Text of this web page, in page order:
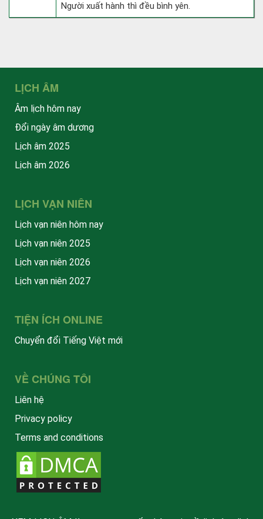
Người xuất hành thì đều bình yên.
LỊCH ÂM
Âm lịch hôm nay
Đổi ngày âm dương
Lịch âm 2025
Lịch âm 2026
LỊCH VẠN NIÊN
Lịch vạn niên hôm nay
Lịch vạn niên 2025
Lịch vạn niên 2026
Lịch vạn niên 2027
TIỆN ÍCH ONLINE
Chuyển đổi Tiếng Việt mới
VỀ CHÚNG TÔI
Liên hệ
Privacy policy
Terms and conditions